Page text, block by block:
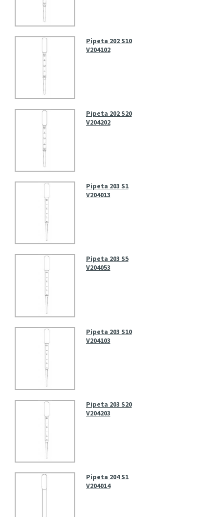
Pipeta 202 S10
V204102
Pipeta 202 S20
V204202
Pipeta 203 S1
V204013
Pipeta 203 S5
V204053
Pipeta 203 S10
V204103
Pipeta 203 S20
V204203
Pipeta 204 S1
V204014